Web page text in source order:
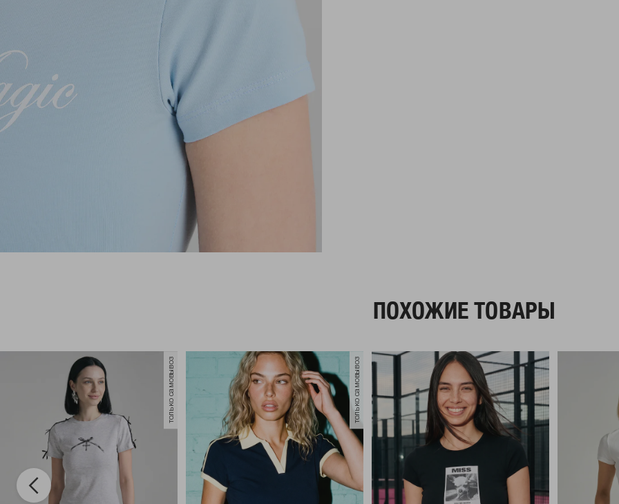
ПОХОЖИЕ ТОВАРЫ
только самовывоз только самовывоз